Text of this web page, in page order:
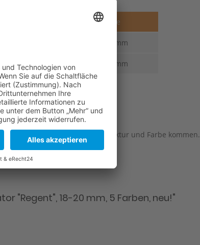
Stärke
3,6-2,2 mm
80 mm 4,0-2,2 mm
in Oberflächenstruktur und Farbe kommen.
"Regent", 18-20 mm, 5 Farben, neu!"